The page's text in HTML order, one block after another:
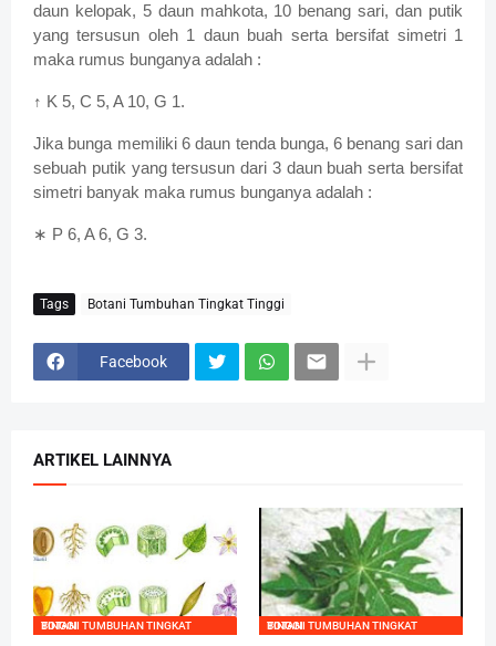
daun kelopak, 5 daun mahkota, 10 benang sari, dan putik
yang tersusun oleh 1 daun buah serta bersifat simetri 1
maka rumus bunganya adalah :
↑ K 5, C 5, A 10, G 1.
Jika bunga memiliki 6 daun tenda bunga, 6 benang sari dan
sebuah putik yang tersusun dari 3 daun buah serta bersifat
simetri banyak maka rumus bunganya adalah :
∗ P 6, A 6, G 3.
Tags Botani Tumbuhan Tingkat Tinggi
Facebook
ARTIKEL LAINNYA
BOTANI TUMBUHAN TINGKAT TINGGI BOTANI TUMBUHAN TINGKAT TINGGI